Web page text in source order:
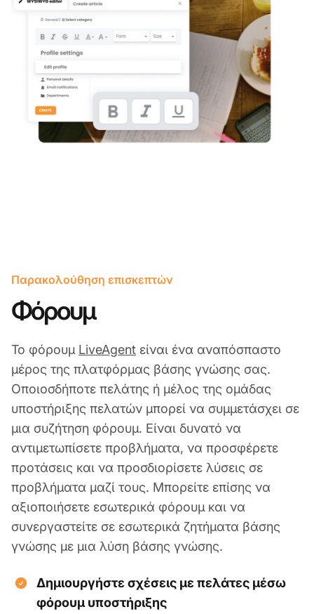
Παρακολούθηση επισκεπτών
Φόρουμ
Το φόρουμ LiveAgent είναι ένα αναπόσπαστο
μέρος της πλατφόρμας βάσης γνώσης σας.
Οποιοσδήποτε πελάτης ή μέλος της ομάδας
υποστήριξης πελατών μπορεί να συμμετάσχει σε
μια συζήτηση φόρουμ. Είναι δυνατό να
αντιμετωπίσετε προβλήματα, να προσφέρετε
προτάσεις και να προσδιορίσετε λύσεις σε
προβλήματα μαζί τους. Μπορείτε επίσης να
αξιοποιήσετε εσωτερικά φόρουμ και να
συνεργαστείτε σε εσωτερικά ζητήματα βάσης
γνώσης με μια λύση βάσης γνώσης.
Δημιουργήστε σχέσεις με πελάτες μέσω
φόρουμ υποστήριξης